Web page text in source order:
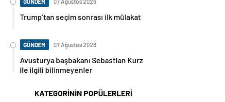
GÜNDEM 07 Ağustos 2026
Trump’tan seçim sonrası ilk mülakat
GÜNDEM 07 Ağustos 2026
Avusturya başbakanı Sebastian Kurz
ile ilgili bilinmeyenler
KATEGORİNİN POPÜLERLERİ